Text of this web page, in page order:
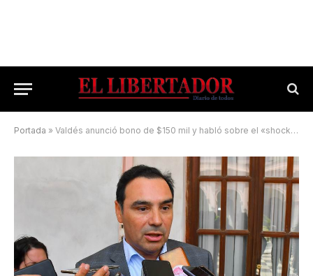
Portada » Valdés anunció bono de $150 mil y habló sobre el «shock» de Nación